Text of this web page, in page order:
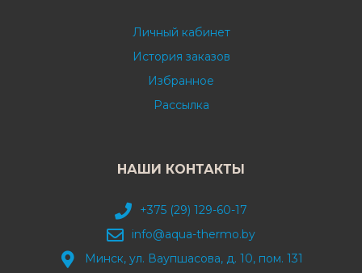
Личный кабинет
История заказов
Избранное
Рассылка
НАШИ КОНТАКТЫ
+375 (29) 129-60-17
info@aqua-thermo.by
Минск, ул. Ваупшасова, д. 10, пом. 131